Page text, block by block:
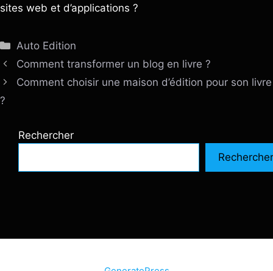
sites web et d’applications ?
Catégories
Auto Edition
Comment transformer un blog en livre ?
Comment choisir une maison d’édition pour son livre
?
Rechercher
Rechercher